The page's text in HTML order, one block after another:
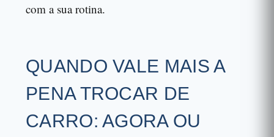
com a sua rotina.
QUANDO VALE MAIS A
PENA TROCAR DE
CARRO: AGORA OU